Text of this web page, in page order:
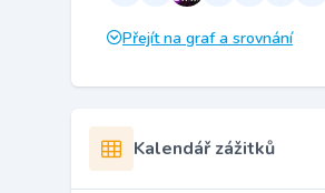
Přejít na graf a srovnání
Kalendář zážitků